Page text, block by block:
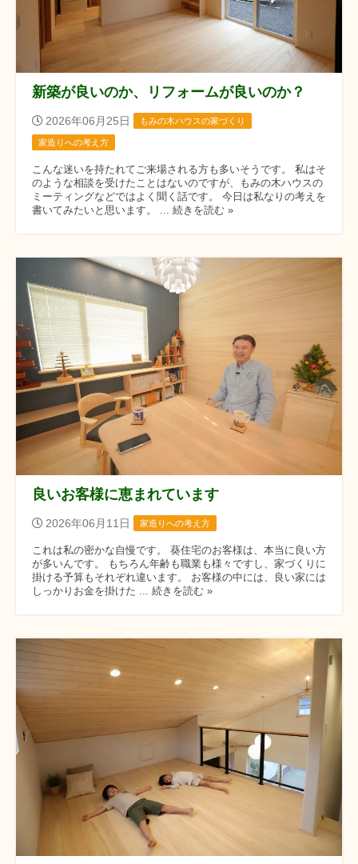
新築が良いのか、リフォームが良いのか？
2026年06月25日 もみの木ハウスの家づくり
家造りへの考え方
こんな迷いを持たれてご来場される方も多いそうです。 私はそ
のような相談を受けたことはないのですが、もみの木ハウスの
ミーティングなどではよく聞く話です。 今日は私なりの考えを
書いてみたいと思います。 ... 続きを読む »
良いお客様に恵まれています
2026年06月11日 家造りへの考え方
これは私の密かな自慢です。 葵住宅のお客様は、本当に良い方
が多いんです。 もちろん年齢も職業も様々ですし、家づくりに
掛ける予算もそれぞれ違います。 お客様の中には、良い家には
しっかりお金を掛けた ... 続きを読む »